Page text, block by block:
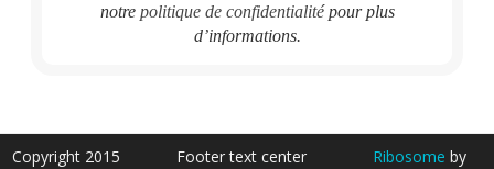
notre politique de confidentialitépour plus
d’informations.
Copyright 2015 Footer text center Ribosome by